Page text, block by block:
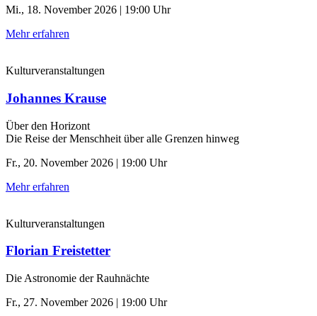
Mi., 18. November 2026 | 19:00 Uhr
Mehr erfahren
Kulturveranstaltungen
Johannes Krause
Über den Horizont
Die Reise der Menschheit über alle Grenzen hinweg
Fr., 20. November 2026 | 19:00 Uhr
Mehr erfahren
Kulturveranstaltungen
Florian Freistetter
Die Astronomie der ­Rauhnächte
Fr., 27. November 2026 | 19:00 Uhr